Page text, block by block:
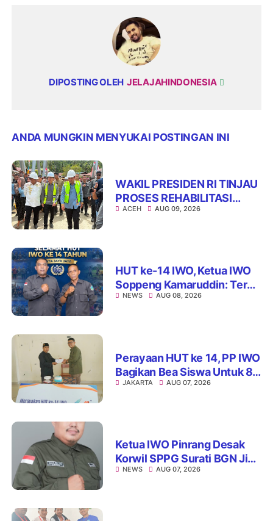
DIPOSTING OLEH JELAJAHINDONESIA
ANDA MUNGKIN MENYUKAI POSTINGAN INI
WAKIL PRESIDEN RI TINJAU
PROSES REHABILITASI
JEMBATAN LUMUT,
ACEH AUG 09, 2026
HUT ke-14 IWO, Ketua IWO
Soppeng Kamaruddin: Terus
Jaga Integritas dan Nama
NEWS AUG 08, 2026
Perayaan HUT ke 14, PP IWO
Bagikan Bea Siswa Untuk 8
Siswa SD Muhammadiyah
JAKARTA AUG 07, 2026
Ketua IWO Pinrang Desak
Korwil SPPG Surati BGN Jika
Ditemukan Dapur MBG Tak
NEWS AUG 07, 2026